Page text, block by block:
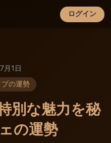
ログイン
×
月1日
プの運勢
別な魅力を秘
の運勢